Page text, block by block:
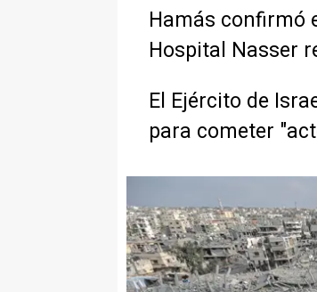
Hamás confirmó
Hospital Nasser
El Ejército de
para cometer